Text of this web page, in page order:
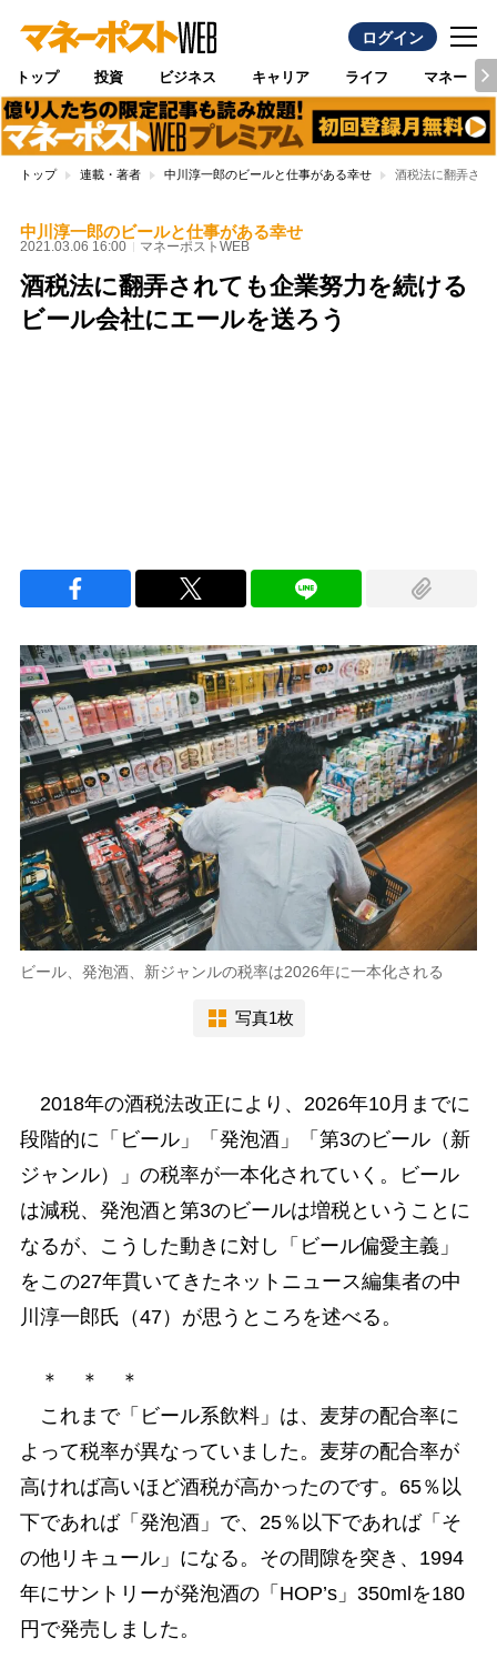
ログイン
トップ 投資 ビジネス キャリア ライフ マネー
トップ 連載・著者 中川淳一郎のビールと仕事がある幸せ 酒税法に翻弄され
中川淳一郎のビールと仕事がある幸せ
2021.03.06 16:00 マネーポストWEB
酒税法に翻弄されても企業努力を続ける
ビール会社にエールを送ろう
ビール、発泡酒、新ジャンルの税率は2026年に一本化される
写真1枚
2018年の酒税法改正により、2026年10月までに
段階的に「ビール」「発泡酒」「第3のビール（新
ジャンル）」の税率が一本化されていく。ビール
は減税、発泡酒と第3のビールは増税ということに
なるが、こうした動きに対し「ビール偏愛主義」
をこの27年貫いてきたネットニュース編集者の中
川淳一郎氏（47）が思うところを述べる。
＊ ＊ ＊
これまで「ビール系飲料」は、麦芽の配合率に
よって税率が異なっていました。麦芽の配合率が
高ければ高いほど酒税が高かったのです。65％以
下であれば「発泡酒」で、25％以下であれば「そ
の他リキュール」になる。その間隙を突き、1994
年にサントリーが発泡酒の「HOP’s」350mlを180
円で発売しました。